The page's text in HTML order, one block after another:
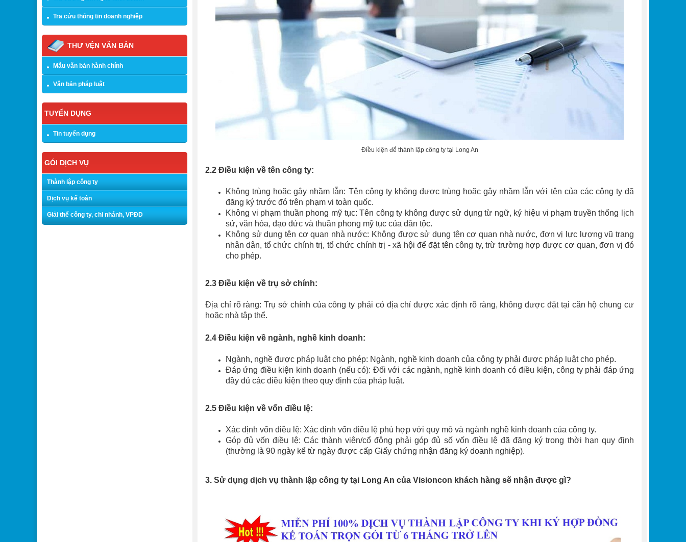
Điều kiện để thành lập công ty tại Long An
2.2 Điều kiện về tên công ty:
Không trùng hoặc gây nhầm lẫn: Tên công ty không được trùng hoặc gây nhầm lẫn với tên của các công ty đã
đăng ký trước đó trên phạm vi toàn quốc.
Không vi phạm thuần phong mỹ tục: Tên công ty không được sử dụng từ ngữ, ký hiệu vi phạm truyền thống lịch
sử, văn hóa, đạo đức và thuần phong mỹ tục của dân tộc.
Không sử dụng tên cơ quan nhà nước: Không được sử dụng tên cơ quan nhà nước, đơn vị lực lượng vũ trang
nhân dân, tổ chức chính trị, tổ chức chính trị - xã hội để đặt tên công ty, trừ trường hợp được cơ quan, đơn vị đó
cho phép.
2.3 Điều kiện về trụ sở chính:
Địa chỉ rõ ràng: Trụ sở chính của công ty phải có địa chỉ được xác định rõ ràng, không được đặt tại căn hộ chung cư
hoặc nhà tập thể.
2.4 Điều kiện về ngành, nghề kinh doanh:
Ngành, nghề được pháp luật cho phép: Ngành, nghề kinh doanh của công ty phải được pháp luật cho phép.
Đáp ứng điều kiện kinh doanh (nếu có): Đối với các ngành, nghề kinh doanh có điều kiện, công ty phải đáp ứng
đầy đủ các điều kiện theo quy định của pháp luật.
2.5 Điều kiện về vốn điều lệ:
Xác định vốn điều lệ: Xác định vốn điều lệ phù hợp với quy mô và ngành nghề kinh doanh của công ty.
Góp đủ vốn điều lệ: Các thành viên/cổ đông phải góp đủ số vốn điều lệ đã đăng ký trong thời hạn quy định
(thường là 90 ngày kể từ ngày được cấp Giấy chứng nhận đăng ký doanh nghiệp).
3. Sử dụng dịch vụ thành lập công ty tại Long An của Visioncon khách hàng sẽ nhận được gì?
Tra cứu thông tin doanh nghiệp
THƯ VỆN VĂN BẢN
Mẫu văn bản hành chính
Văn bản pháp luật
TUYỂN DỤNG
Tin tuyển dụng
GÓI DỊCH VỤ
Thành lập công ty
Dịch vụ kế toán
Giải thể công ty, chi nhánh, VPĐD